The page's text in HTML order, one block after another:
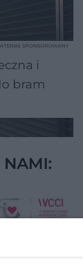
i
bram
SPONSOROWANY
NAMI: